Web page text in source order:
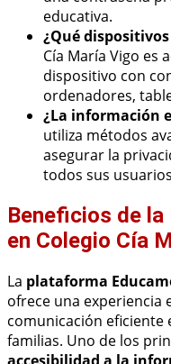
educativa.
¿Qué
Cía María Vigo es
dispositivo con
ordenadores,
¿La información
utiliza métodos
asegurar la
todos sus
Beneficios de
en Colegio Cía
La plataforma
ofrece una experiencia
comunicación eficiente
familias. Uno de los